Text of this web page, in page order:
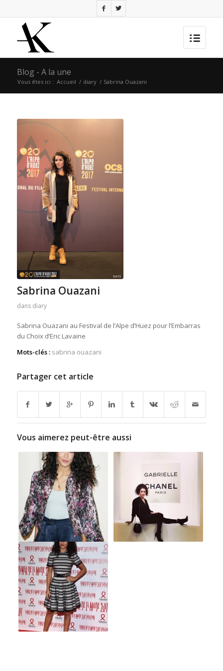
Blog - A la une
Vous êtes ici : Accueil / diary / Sabrina Ouazani
Sabrina Ouazani
dans diary
Sabrina Ouazani au Festival de l’Alpe d’Huez pour l’Embarras
du Choix d’Eric Lavaine
Mots-clés : sabrina ouazani
Partager cet article
Vous aimerez peut-être aussi